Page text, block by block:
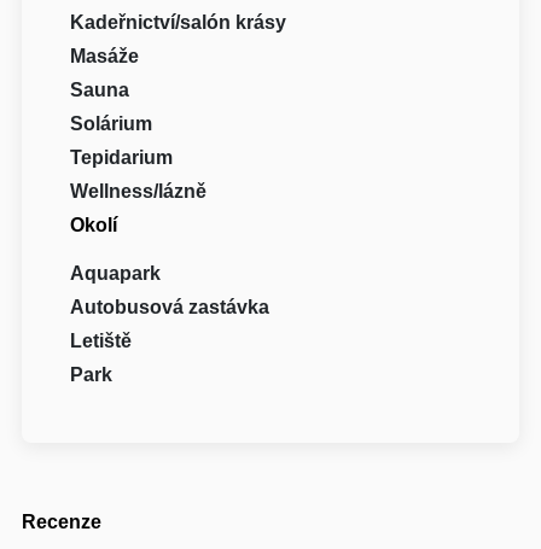
Kadeřnictví/salón krásy
Masáže
Sauna
Solárium
Tepidarium
Wellness/lázně
Okolí
Aquapark
Autobusová zastávka
Letiště
Park
Recenze